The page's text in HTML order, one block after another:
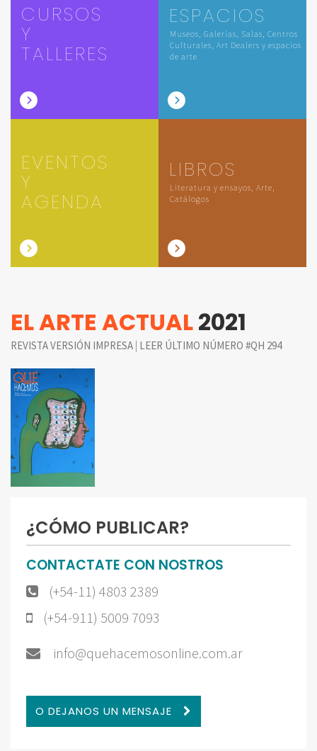
CURSOS
Y
TALLERES
ESPACIOS
Museos, Galerías, Salas, Centros
Culturales, Art Dealers y espacios
de arte
EVENTOS
Y
AGENDA
LIBROS
Literatura y ensayos, Arte,
Catálogos
EL ARTE ACTUAL2021
REVISTA VERSIÓN IMPRESA | LEER ÚLTIMO NÚMERO #QH 294
¿CÓMO PUBLICAR?
CONTACTATE CON NOSTROS
(+54-11) 4803 2389
(+54-911) 5009 7093
info@quehacemosonline.com.ar
O DEJANOS UN MENSAJE